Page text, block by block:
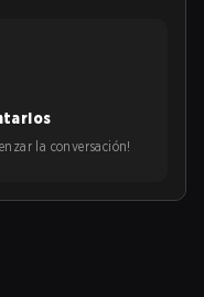
la conversación!